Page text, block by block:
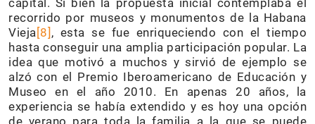
recorrido por museos y monumentos de la Habana
Vieja [8] , esta se fue enriqueciendo con el tiempo
hasta conseguir una amplia participación popular. La
idea que motivó a muchos y sirvió de ejemplo se
alzó con el Premio Iberoamericano de Educación y
Museo en el año 2010. En apenas 20 años, la
experiencia se había extendido y es hoy una opción
de verano para toda la familia a la que se puede